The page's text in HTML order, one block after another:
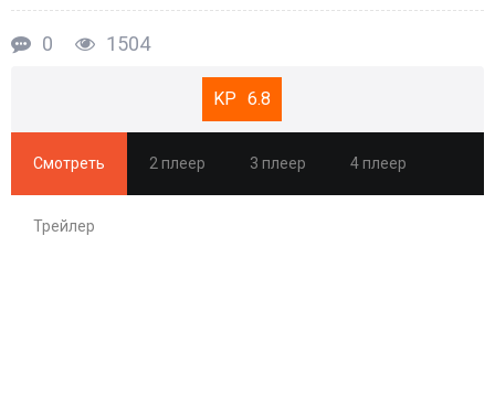
0 1504
6.8
Смотреть 2 плеер 3 плеер 4 плеер
Трейлер